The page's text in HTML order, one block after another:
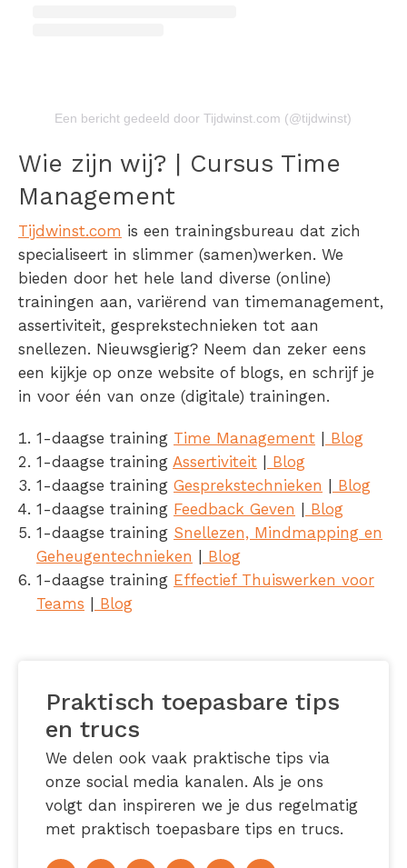
Een bericht gedeeld door Tijdwinst.com (@tijdwinst)
Wie zijn wij? | Cursus Time
Management
Tijdwinst.com is een trainingsbureau dat zich
specialiseert in slimmer (samen)werken. We
bieden door het hele land diverse (online)
trainingen aan, variërend van timemanagement,
assertiviteit, gesprekstechnieken tot aan
snellezen. Nieuwsgierig? Neem dan zeker eens
een kijkje op onze website of blogs, en schrijf je
in voor één van onze (digitale) trainingen.
1-daagse training Time Management
Blog
1-daagse training Assertiviteit
Blog
1-daagse training Gesprekstechnieken
Blog
1-daagse training Feedback Geven
Blog
1-daagse training Snellezen, Mindmapping en
Geheugentechnieken
Blog
1-daagse training Effectief Thuiswerken voor
Teams
Blog
Praktisch toepasbare tips
en trucs
We delen ook vaak praktische tips via
onze social media kanalen. Als je ons
volgt dan inspireren we je dus regelmatig
met praktisch toepasbare tips en trucs.